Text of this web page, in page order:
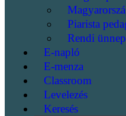
Piarista
Rendi
E-napló
E-menza
Classroom
Levelezés
Keresés